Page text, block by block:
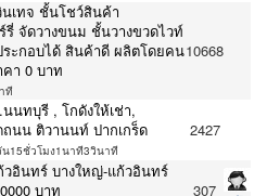
นเทจ ชั้นโชว์สินค้า
ร์รี่ จัดวางขนม ชั้นวางขวดไวท์
ะกอบได้ สินค้าดี ผลิตโดยคน
า 0 บาท
ที
10668
นทบุรี , โกดังให้เช่า,
ถนน ติวานนท์ ปากเกร็ด
น15ชั่วโมง1นาที3วินาที
2427
วอินทร์ บางใหญ่-แก้วอินทร์
บาท
307